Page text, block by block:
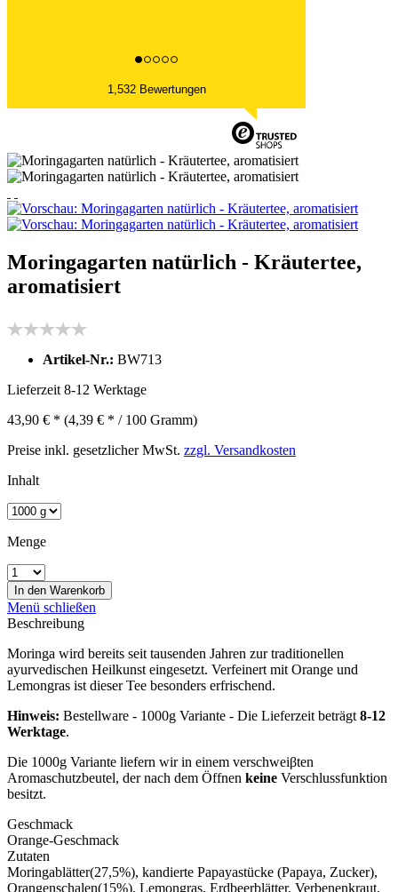
1,532 Bewertungen
Moringagarten natürlich - Kräutertee,
aromatisiert
Artikel-Nr.: BW713
Lieferzeit 8-12 Werktage
43,90 € * (4,39 € * / 100 Gramm)
Preise inkl. gesetzlicher MwSt. zzgl. Versandkosten
Inhalt
Menge
In den Warenkorb
Menü schließen
Beschreibung
Moringa wird bereits seit tausenden Jahren zur traditionellen
ayurvedischen Heilkunst eingesetzt. Verfeinert mit Orange und
Lemongras ist dieser Tee besonders erfrischend.
Hinweis: Bestellware - 1000g Variante - Die Lieferzeit beträgt 8-12
Werktage.
Die 1000g Variante liefern wir in einem verschweiβten
Aromaschutzbeutel, der nach dem Öffnen keine Verschlussfunktion
besitzt.
Geschmack
Orange-Geschmack
Zutaten
Moringablätter(27,5%), kandierte Papayastücke (Papaya, Zucker),
Orangenschalen(15%), Lemongras, Erdbeerblätter, Verbenenkraut,